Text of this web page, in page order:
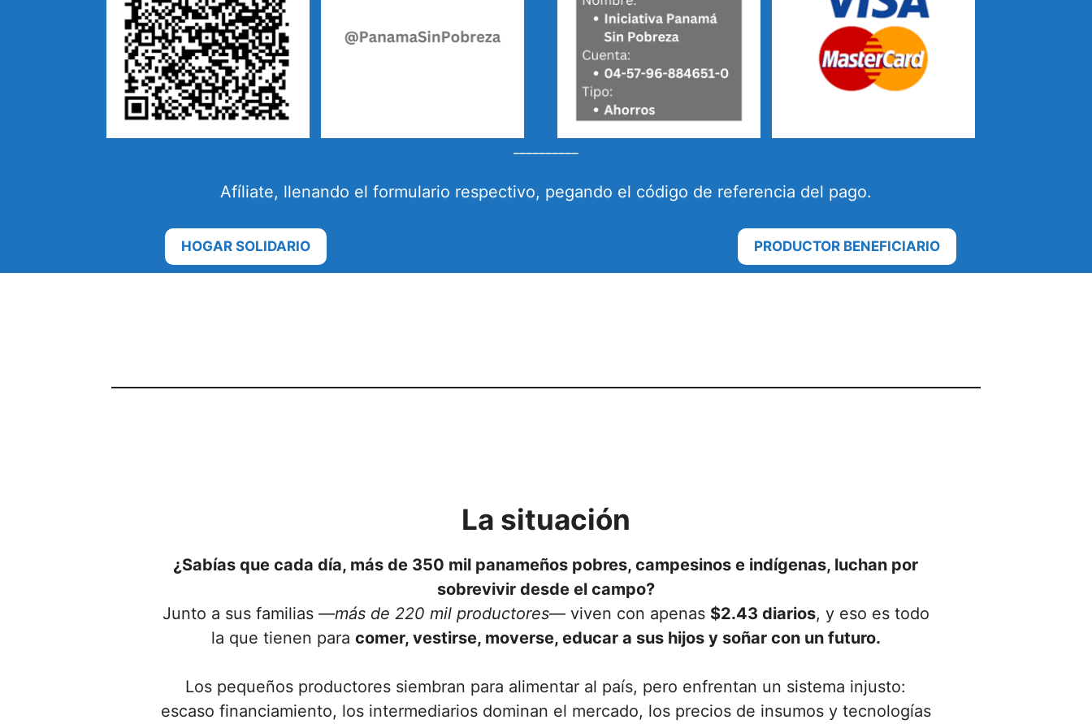
Afíliate, llenando el formulario respectivo, pegando el código de referencia del pago.
HOGAR SOLIDARIO PRODUCTOR BENEFICIARIO
La situación
¿Sabías que cada día, más de 350 mil panameños pobres, campesinos e indígenas, luchan por
sobrevivir desde el campo?
Junto a sus familias —más de 220 mil productores— viven con apenas $2.43 diarios, y eso es todo
la que tienen para comer, vestirse, moverse, educar a sus hijos y soñar con un futuro.
Los pequeños productores siembran para alimentar al país, pero enfrentan un sistema injusto:
escaso financiamiento, los intermediarios dominan el mercado, los precios de insumos y tecnologías